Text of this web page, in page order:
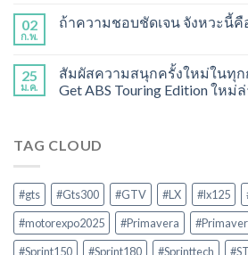
02
ก.พ.
ถ้าความชอบชัดเจน จังหวะนี้คื
25
ม.ค.
สัมผัสความสนุกครั้งใหม่ในทุก
Get ABS Touring Edition ใหม่
TAG CLOUD
#gts #Gts300 #GTV #LX #lx125
#motorexpo2025
#Primavera
#Sprint150
#Sprint180 #Sprinttech